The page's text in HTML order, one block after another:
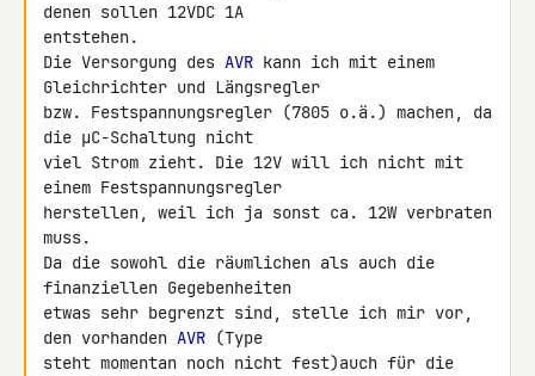
denen sollen 12VDC 1A
entstehen.
Die Versorgung des AVR kann ich mit einem
Gleichrichter und Längsregler
bzw. Festspannungsregler (7805 o.ä.) machen, da
die µC-Schaltung nicht
viel Strom zieht. Die 12V will ich nicht mit
einem Festspannungsregler
herstellen, weil ich ja sonst ca. 12W verbraten
muss.
Da die sowohl die räumlichen als auch die
finanziellen Gegebenheiten
etwas sehr begrenzt sind, stelle ich mir vor,
den vorhanden AVR (Type
steht momentan noch nicht fest)auch für die